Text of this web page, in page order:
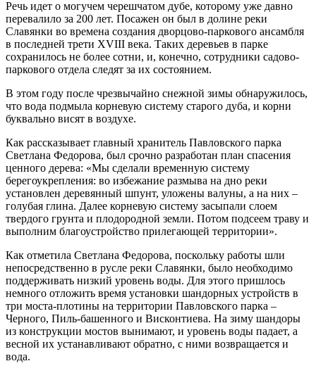
Речь идет о могучем черешчатом дубе, которому уже давно
перевалило за 200 лет. Посажен он был в долине реки
Славянки во времена создания дворцово-паркового ансамбля
в последней трети XVIII века. Таких деревьев в парке
сохранилось не более сотни, и, конечно, сотрудники садово-
паркового отдела следят за их состоянием.
В этом году после чрезвычайно снежной зимы обнаружилось,
что вода подмыла корневую систему старого дуба, и корни
буквально висят в воздухе.
Как рассказывает главный хранитель Павловского парка
Светлана Федорова, был срочно разработан план спасения
ценного дерева: «Мы сделали временную систему
берегоукрепления: во избежание размыва на дно реки
установлен деревянный шпунт, уложены валуны, а на них –
голубая глина. Далее корневую систему засыпали слоем
твердого грунта и плодородной земли. Потом подсеем траву и
выполним благоустройство прилегающей территории».
Как отметила Светлана Федорова, поскольку работы шли
непосредственно в русле реки Славянки, было необходимо
поддерживать низкий уровень воды. Для этого пришлось
немного отложить время установки шандорных устройств в
три моста-плотины на территории Павловского парка –
Черного, Пиль-башенного и Висконтиева. На зиму шандоры
из конструкции мостов вынимают, и уровень воды падает, а
весной их устанавливают обратно, с ними возвращается и
вода.